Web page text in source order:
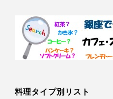
料理タイプ別リスト